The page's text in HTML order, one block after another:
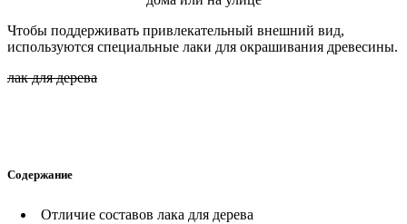
Чтобы поддерживать привлекательный внешний вид,
используются специальные лаки для окрашивания древесины.
лак для дерева
Содержание
Отличие составов лака для дерева